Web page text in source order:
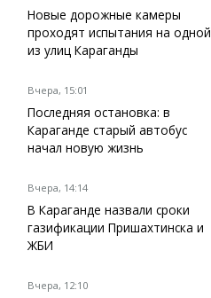
Новые дорожные камеры
проходят испытания на одной
из улиц Караганды
Вчера, 15:01
Последняя остановка: в
Караганде старый автобус
начал новую жизнь
Вчера, 14:14
В Караганде назвали сроки
газификации Пришахтинска и
ЖБИ
Вчера, 12:10